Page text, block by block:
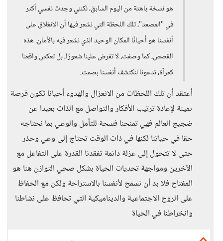
هو نسخة باهتة من اليوم السابق، لكنني وجدت نفسي أكثر
في "المصعد"، تلك اللحظة التي نشعر فيها أن الانغلاق على
أنفسنا هو أحيانًا المكان الوحيد الذي نشعر فيه بالأمان. هذه
القصص، كما وصفت، لا تفرض علينا شعورًا، بل تعكس واقعنا
كمرآة، تدعونا لنكتشف أنفسنا بصمت.
أعتقد أن تلك اللحظات من الانعزال والهدوء أحيانا تكون فرصة
ثمينة لإعادة ترتيب الأفكار والتواصل مع الذات بعيدا عن
ضجيج العالم فهي تمنحنا فسحة للتأمل والوعي بما نحتاجه
حقا في حياتنا لكنها في ذات الوقت تحتاج إلى وعي وحذر
حتى لا تتحول إلى عزلة دائمة تفقدنا القدرة على التفاعل مع
الآخرين ومواجهة تحديات الحياة بشكل صحي التوازن هنا هو
المفتاح فلا بد أن نسمح لأنفسنا بالاستراحة ولكن مع الحفاظ
على الروح الاجتماعية والديناميكية التي تحافظ على نشاطنا
وانخراطنا في الحياة